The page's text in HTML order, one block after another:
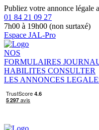
Publiez votre annonce légale
01 84 21 09 27
7h00 à 19h00 (non surtaxé)
Espace JAL-Pro
NOS
FORMULAIRES
HABILITES CONSULTER
LES ANNONCES